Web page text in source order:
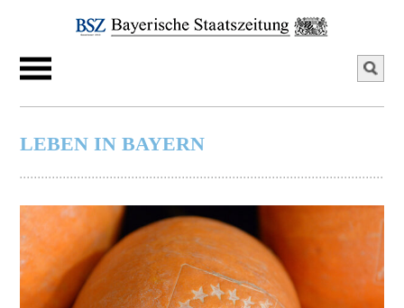
LEBEN IN BAYERN